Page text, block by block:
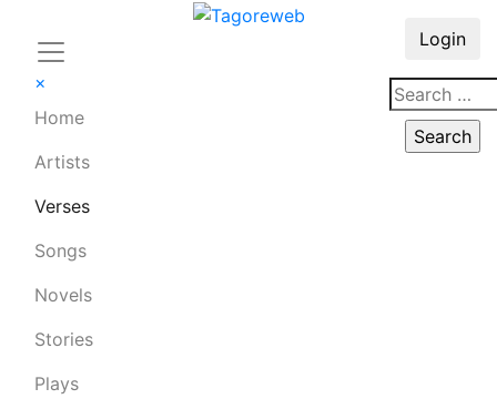
×
Home
Artists
Verses
Songs
Novels
Stories
Plays
Login